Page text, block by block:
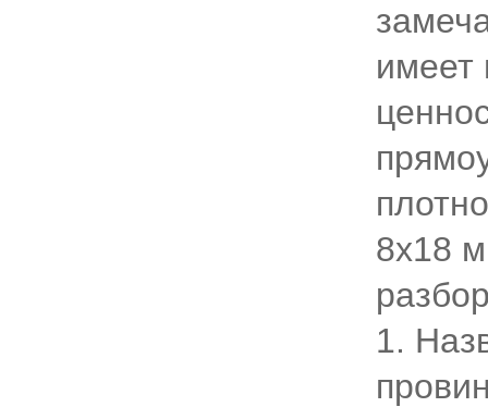
имеет
8x18
1.